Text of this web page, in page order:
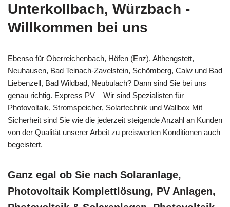
Unterkollbach, Würzbach -
Willkommen bei uns
Ebenso für Oberreichenbach, Höfen (Enz), Althengstett,
Neuhausen, Bad Teinach-Zavelstein, Schömberg, Calw und Bad
Liebenzell, Bad Wildbad, Neubulach? Dann sind Sie bei uns
genau richtig. Express PV – Wir sind Spezialisten für
Photovoltaik, Stromspeicher, Solartechnik und Wallbox Mit
Sicherheit sind Sie wie die jederzeit steigende Anzahl an Kunden
von der Qualität unserer Arbeit zu preiswerten Konditionen auch
begeistert.
Ganz egal ob Sie nach Solaranlage,
Photovoltaik Komplettlösung, PV Anlagen,